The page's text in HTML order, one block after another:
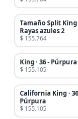
Tamaño Split King
Rayas azules 2
$ 155.764
King · 36 - Púrpura
$ 155.105
California King ·
Púrpura
$ 155.105